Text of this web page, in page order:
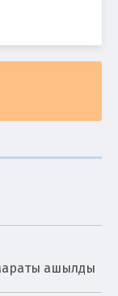
ашылды